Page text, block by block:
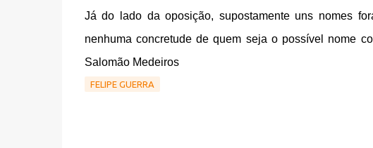
Já do lado da oposição, supostamente uns nomes
nenhuma concretude de quem seja o possível nome
Salomão Medeiros
FELIPE GUERRA